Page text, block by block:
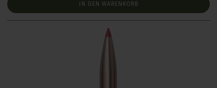
IN DEN WARENKORB